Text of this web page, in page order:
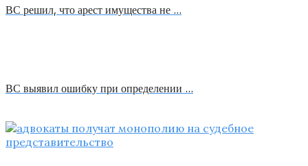
ВС решил, что арест имущества не …
ВС выявил ошибку при определении …